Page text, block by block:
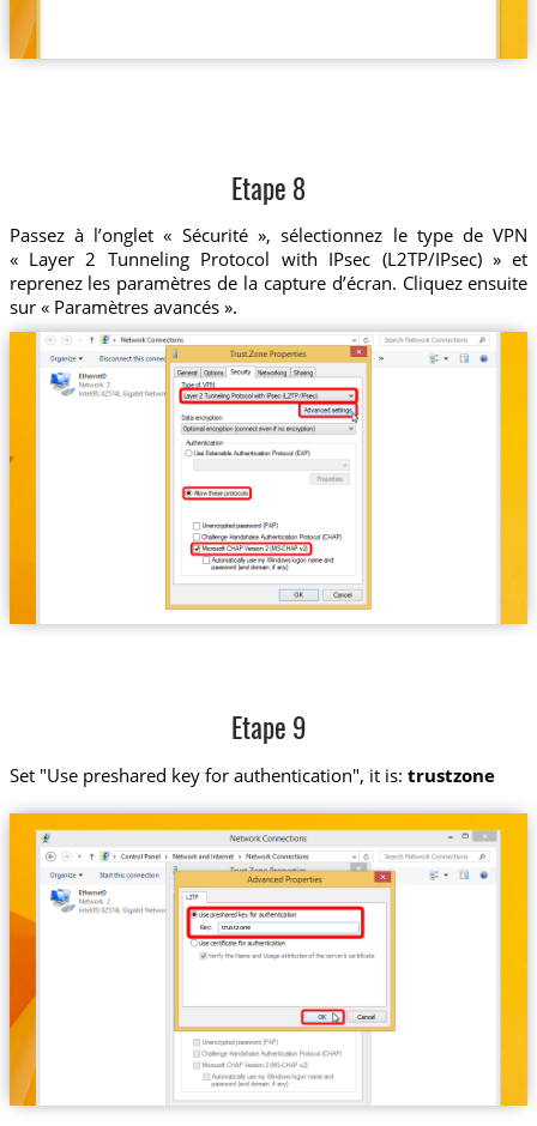
Etape 8
Passez à l’onglet « Sécurité », sélectionnez le type de VPN
« Layer 2 Tunneling Protocol with IPsec (L2TP/IPsec) » et
reprenez les paramètres de la capture d’écran. Cliquez ensuite
sur « Paramètres avancés ».
Etape 9
Set "Use preshared key for authentication", it is: trustzone
trustzone